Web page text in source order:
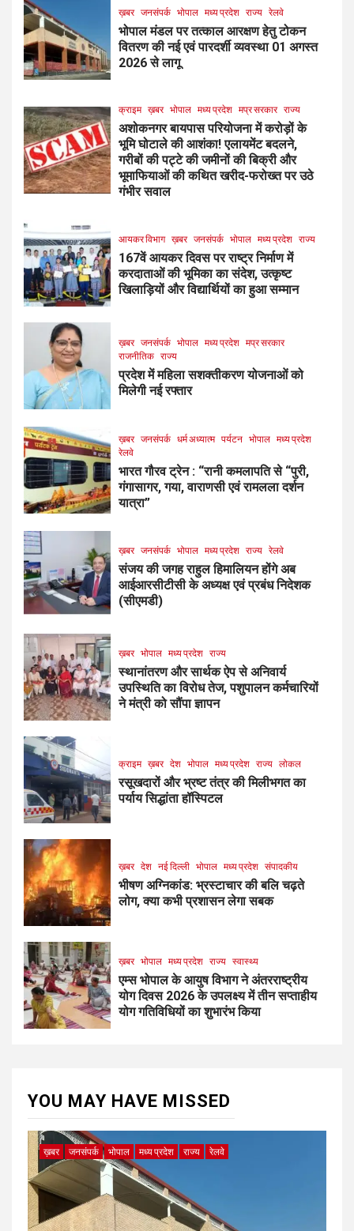
ख़बर जनसंपर्क भोपाल मध्य प्रदेश राज्य रेलवे
भोपाल मंडल पर तत्काल आरक्षण हेतु टोकन
वितरण की नई एवं पारदर्शी व्यवस्था 01 अगस्त
2026 से लागू
क्राइम ख़बर भोपाल मध्य प्रदेश मप्र सरकार राज्य
अशोकनगर बायपास परियोजना में करोड़ों के
भूमि घोटाले की आशंका! एलायमेंट बदलने,
गरीबों की पट्टे की जमीनों की बिक्री और
भूमाफियाओं की कथित खरीद-फरोख्त पर उठे
गंभीर सवाल
आयकर विभाग ख़बर जनसंपर्क भोपाल मध्य प्रदेश राज्य
167वें आयकर दिवस पर राष्ट्र निर्माण में
करदाताओं की भूमिका का संदेश, उत्कृष्ट
खिलाड़ियों और विद्यार्थियों का हुआ सम्मान
ख़बर जनसंपर्क भोपाल मध्य प्रदेश मप्र सरकार
राजनीतिक राज्य
प्रदेश में महिला सशक्तीकरण योजनाओं को
मिलेगी नई रफ्तार
ख़बर जनसंपर्क धर्म अध्यात्म पर्यटन भोपाल मध्य प्रदेश
रेलवे
भारत गौरव ट्रेन : “रानी कमलापति से “पुरी,
गंगासागर, गया, वाराणसी एवं रामलला दर्शन
यात्रा”
ख़बर जनसंपर्क भोपाल मध्य प्रदेश राज्य रेलवे
संजय की जगह राहुल हिमालियन होंगे अब
आईआरसीटीसी के अध्यक्ष एवं प्रबंध निदेशक
(सीएमडी)
ख़बर भोपाल मध्य प्रदेश राज्य
स्थानांतरण और सार्थक ऐप से अनिवार्य
उपस्थिति का विरोध तेज, पशुपालन कर्मचारियों
ने मंत्री को सौंपा ज्ञापन
क्राइम ख़बर देश भोपाल मध्य प्रदेश राज्य लोकल
रसूखदारों और भ्रष्ट तंत्र की मिलीभगत का
पर्याय सिद्धांता हॉस्पिटल
ख़बर देश नई दिल्ली भोपाल मध्य प्रदेश संपादकीय
भीषण अग्निकांड: भ्रस्टाचार की बलि चढ़ते
लोग, क्या कभी प्रशासन लेगा सबक
ख़बर भोपाल मध्य प्रदेश राज्य स्वास्थ्य
एम्स भोपाल के आयुष विभाग ने अंतरराष्ट्रीय
योग दिवस 2026 के उपलक्ष्य में तीन सप्ताहीय
योग गतिविधियों का शुभारंभ किया
YOU MAY HAVE MISSED
ख़बर जनसंपर्क भोपाल मध्य प्रदेश राज्य रेलवे